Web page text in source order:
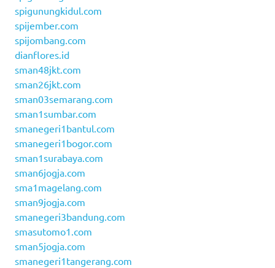
spigunungkidul.com
spijember.com
spijombang.com
dianflores.id
sman48jkt.com
sman26jkt.com
sman03semarang.com
sman1sumbar.com
smanegeri1bantul.com
smanegeri1bogor.com
sman1surabaya.com
sman6jogja.com
sma1magelang.com
sman9jogja.com
smanegeri3bandung.com
smasutomo1.com
sman5jogja.com
smanegeri1tangerang.com